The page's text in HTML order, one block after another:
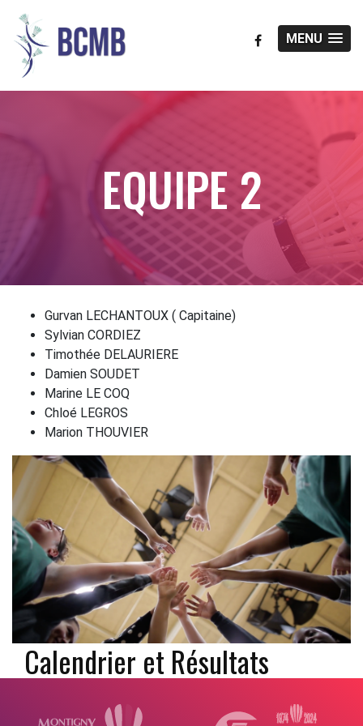
MENU
EQUIPE 2
Gurvan LECHANTOUX ( Capitaine)
Sylvian CORDIEZ
Timothée DELAURIERE
Damien SOUDET
Marine LE COQ
Chloé LEGROS
Marion THOUVIER
Calendrier et Résultats